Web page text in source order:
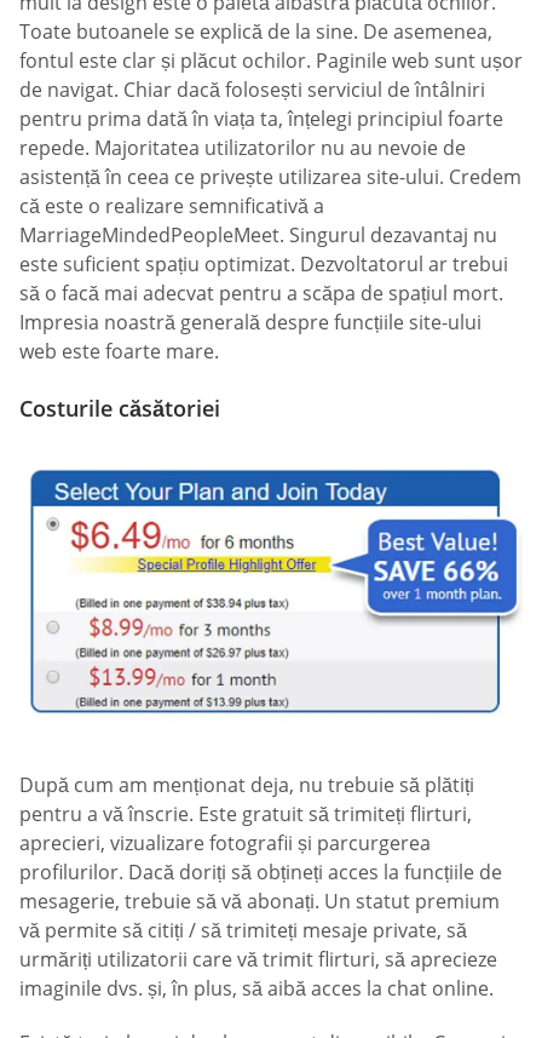
Toate butoanele se explică de la sine. De asemenea,
fontul este clar și plăcut ochilor. Paginile web sunt ușor
de navigat. Chiar dacă folosești serviciul de întâlniri
pentru prima dată în viața ta, înțelegi principiul foarte
repede. Majoritatea utilizatorilor nu au nevoie de
asistență în ceea ce privește utilizarea site-ului. Credem
că este o realizare semnificativă a
MarriageMindedPeopleMeet. Singurul dezavantaj nu
este suficient spațiu optimizat. Dezvoltatorul ar trebui
să o facă mai adecvat pentru a scăpa de spațiul mort.
Impresia noastră generală despre funcțiile site-ului
web este foarte mare.
Costurile căsătoriei
După cum am menționat deja, nu trebuie să plătiți
pentru a vă înscrie. Este gratuit să trimiteți flirturi,
aprecieri, vizualizare fotografii și parcurgerea
profilurilor. Dacă doriți să obțineți acces la funcțiile de
mesagerie, trebuie să vă abonați. Un statut premium
vă permite să citiți / să trimiteți mesaje private, să
urmăriți utilizatorii care vă trimit flirturi, să aprecieze
imaginile dvs. și, în plus, să aibă acces la chat online.